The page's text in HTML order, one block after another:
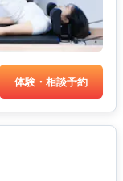
体験・相談予約